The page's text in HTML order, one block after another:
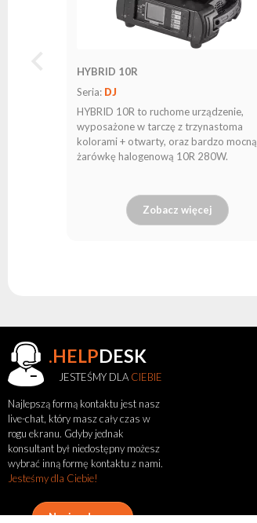
Zobacz
także
Aktualności
Portfolio
HYBRID 10R
Seria: DJ
HYBRID 10R to ruchome urządzenie,
wyposażone w tarczę z trzynastoma
kolorami + otwarty, oraz bardzo mocną
żarówkę halogenową 10R 280W.
Zobacz więcej
.HELPDESK
JESTEŚMY DLA CIEBIE
Najlepszą formą kontaktu jest nasz
live-chat, który masz cały czas w
rogu ekranu. Gdyby jednak
konsultant był niedostępny możesz
wybrać inną formę kontaktu z nami.
Jesteśmy dla Ciebie!
Napisz do nas